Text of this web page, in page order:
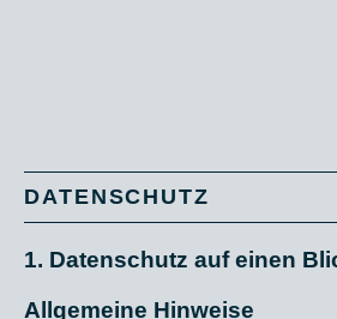
DATENSCHUTZ
1. Datenschutz auf einen
Allgemeine Hinweise